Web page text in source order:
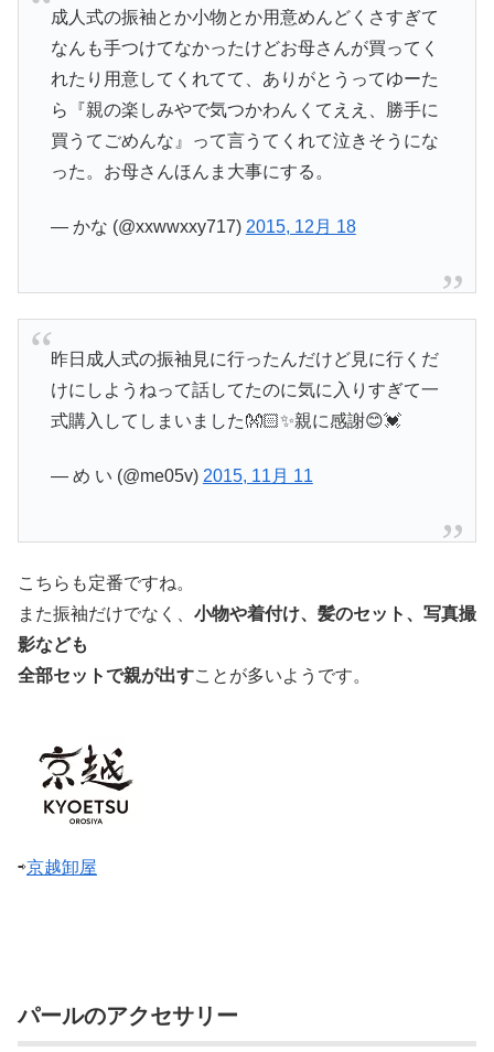
成人式の振袖とか小物とか用意めんどくさすぎて
なんも手つけてなかったけどお母さんが買ってく
れたり用意してくれてて、ありがとうってゆーた
ら『親の楽しみやで気つかわんくてええ、勝手に
買うてごめんな』って言うてくれて泣きそうにな
った。お母さんほんま大事にする。
— かな (@xxwwxxy717) 2015, 12月 18
昨日成人式の振袖見に行ったんだけど見に行くだ
けにしようねって話してたのに気に入りすぎて一
式購入してしまいました👐🏻✨親に感謝😊💓
— め い (@me05v) 2015, 11月 11
こちらも定番ですね。
また振袖だけでなく、 小物や着付け、髪のセット、写真撮
影なども
全部セットで親が出すことが多いようです。
⇨京越卸屋
パールのアクセサリー